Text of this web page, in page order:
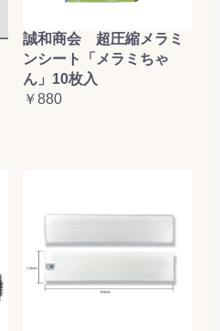
誠和商会 超圧縮メラミ
ンシート「メラミちゃ
ん」10枚入
￥880